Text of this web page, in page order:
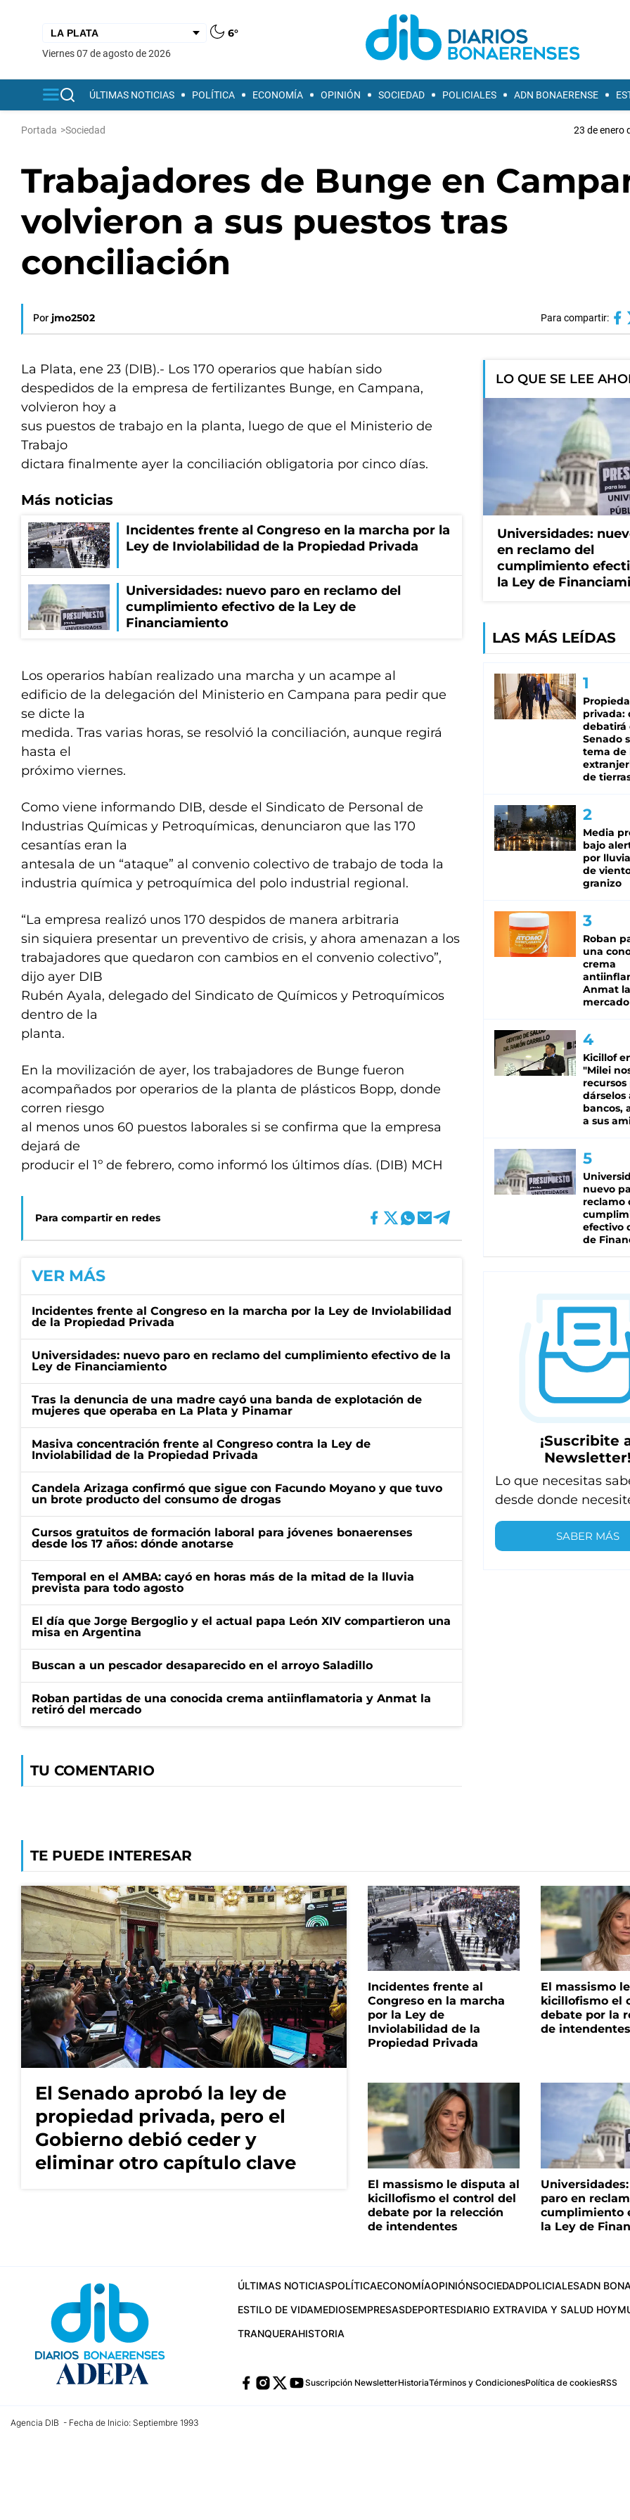
6°
viernes 07 de agosto de 2026
ÚLTIMAS NOTICIAS POLÍTICA ECONOMÍA OPINIÓN SOCIEDAD POLICIALES ADN BONAERENSE
Portada >Sociedad 23 de enero
Trabajadores de Bunge en
volvieron a sus puestos tras
conciliación
Por jmo2502 Para compartir:
La Plata, ene 23 (DIB).- Los 170 operarios que habían sido
despedidos de la empresa de fertilizantes Bunge, en Campana,
volvieron hoy a
sus puestos de trabajo en la planta, luego de que el Ministerio de
Trabajo
dictara finalmente ayer la conciliación obligatoria por cinco días.
Más noticias
Incidentes frente al Congreso en la marcha por la
Ley de Inviolabilidad de la Propiedad Privada
Universidades: nuevo paro en reclamo del
cumplimiento efectivo de la Ley de
Financiamiento
Los operarios habían realizado una marcha y un acampe al
edificio de la delegación del Ministerio en Campana para pedir que
se dicte la
medida. Tras varias horas, se resolvió la conciliación, aunque regirá
hasta el
próximo viernes.
Como viene informando DIB, desde el Sindicato de Personal de
Industrias Químicas y Petroquímicas, denunciaron que las 170
cesantías eran la
antesala de un “ataque” al convenio colectivo de trabajo de toda la
industria química y petroquímica del polo industrial regional.
“La empresa realizó unos 170 despidos de manera arbitraria
sin siquiera presentar un preventivo de crisis, y ahora amenazan a los
trabajadores que quedaron con cambios en el convenio colectivo”,
dijo ayer DIB
Rubén Ayala, delegado del Sindicato de Químicos y Petroquímicos
dentro de la
planta.
En la movilización de ayer, los trabajadores de Bunge fueron
acompañados por operarios de la planta de plásticos Bopp, donde
corren riesgo
al menos unos 60 puestos laborales si se confirma que la empresa
dejará de
producir el 1º de febrero, como informó los últimos días. (DIB) MCH
Para compartir en redes
VER MÁS
Incidentes frente al Congreso en la marcha por la Ley de Inviolabilidad
de la Propiedad Privada
Universidades: nuevo paro en reclamo del cumplimiento efectivo de la
Ley de Financiamiento
Tras la denuncia de una madre cayó una banda de explotación de
mujeres que operaba en La Plata y Pinamar
Masiva concentración frente al Congreso contra la Ley de
Inviolabilidad de la Propiedad Privada
Candela Arizaga confirmó que sigue con Facundo Moyano y que tuvo
un brote producto del consumo de drogas
Cursos gratuitos de formación laboral para jóvenes bonaerenses
desde los 17 años: dónde anotarse
Temporal en el AMBA: cayó en horas más de la mitad de la lluvia
prevista para todo agosto
El día que Jorge Bergoglio y el actual papa León XIV compartieron una
misa en Argentina
Buscan a un pescador desaparecido en el arroyo Saladillo
Roban partidas de una conocida crema antiinflamatoria y Anmat la
retiró del mercado
TU COMENTARIO
LO QUE SE LEE
Universidades:
en reclamo del
cumplimiento
la Ley de
LAS MÁS LEÍDAS
privada:
debatirá
Senado
tema de
de
Media
bajo
por
de
granizo
Roban
una
crema
Anmat
mercado
Kicillof
"Milei
recursos
dárselos
bancos,
a sus
nuevo
reclamo
efectivo
de
¡Suscribite
Newsletter!
Lo que necesitas
desde donde
SABER MÁS
TE PUEDE INTERESAR
El Senado aprobó la ley de
propiedad privada, pero el
Gobierno debió ceder y
eliminar otro capítulo clave
Incidentes frente al
Congreso en la marcha
por la Ley de
Inviolabilidad de la
Propiedad Privada
El massismo
kicillofismo el
debate por la
de intendentes
El massismo le disputa al
kicillofismo el control del
debate por la relección
de intendentes
paro en
cumplimiento
la Ley de
ÚLTIMAS NOTICIASPOLÍTICAECONOMÍAOPINIÓNSOCIEDADPOLICIALESADN
ESTILO DE VIDAMEDIOSEMPRESASDEPORTESDIARIO EXTRAVIDA Y SALUD HOY
TRANQUERAHISTORIA
Suscripción NewsletterHistoriaTérminos y CondicionesPolítica de cookiesRSS
Agencia DIB - Fecha de Inicio: Septiembre 1993